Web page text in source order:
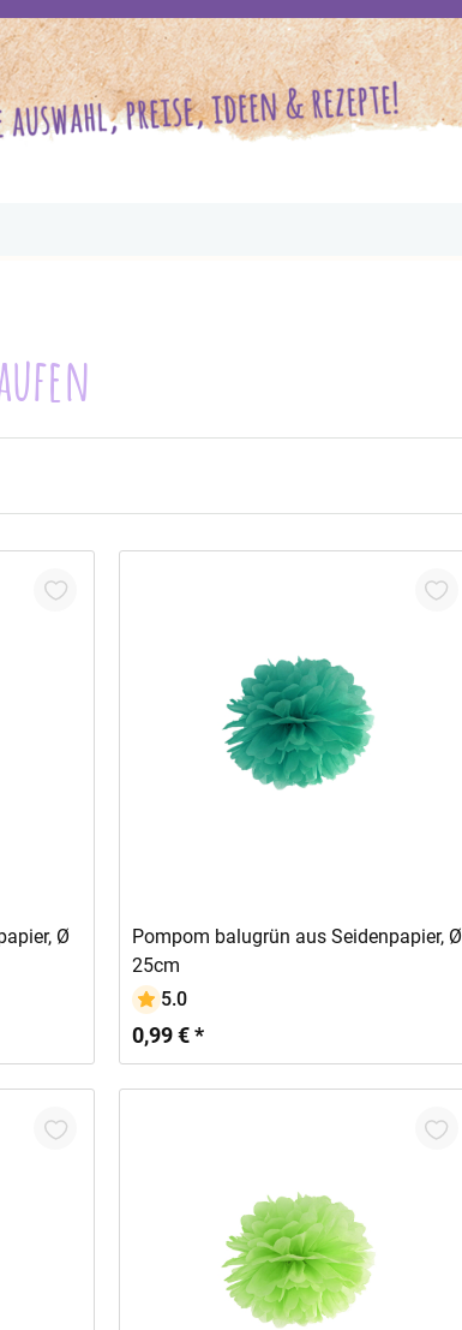
Ø
Pompom balugrün aus Seidenpapier, Ø
25cm
5.0
0,99 € *